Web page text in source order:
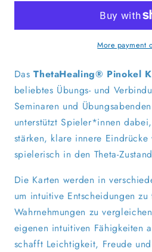
More payment
DasThetaHealing® Pinokel
beliebtes Übungs- und
Seminaren und
unterstützt Spieler*innen
stärken, klare innere Eindrücke
spielerisch in den Theta-
Die Karten werden in
um intuitive Entscheidungen
Wahrnehmungen zu
eigenen intuitiven Fähigkeiten
schafft Leichtigkeit, Freude